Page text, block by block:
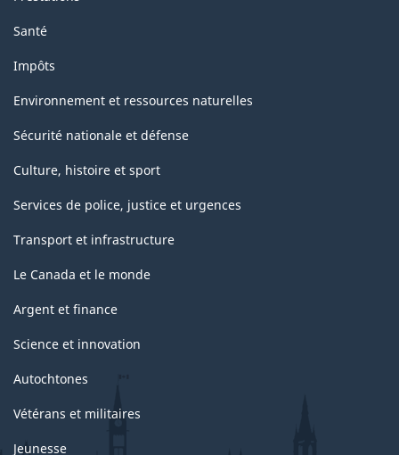
Santé
Impôts
Environnement et ressources naturelles
Sécurité nationale et défense
Culture, histoire et sport
Services de police, justice et urgences
Transport et infrastructure
Le Canada et le monde
Argent et finance
Science et innovation
Autochtones
Vétérans et militaires
Jeunesse